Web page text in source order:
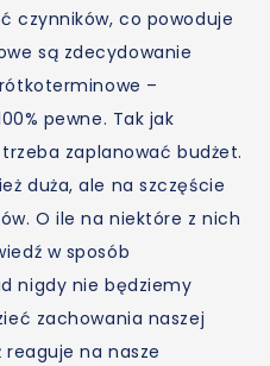
czynników, co powoduje
są zdecydowanie
–
pewne. Tak jak
zaplanować budżet.
duża, ale na szczęście
O ile na niektóre z nich
w sposób
nigdy nie będziemy
zachowania naszej
na nasze